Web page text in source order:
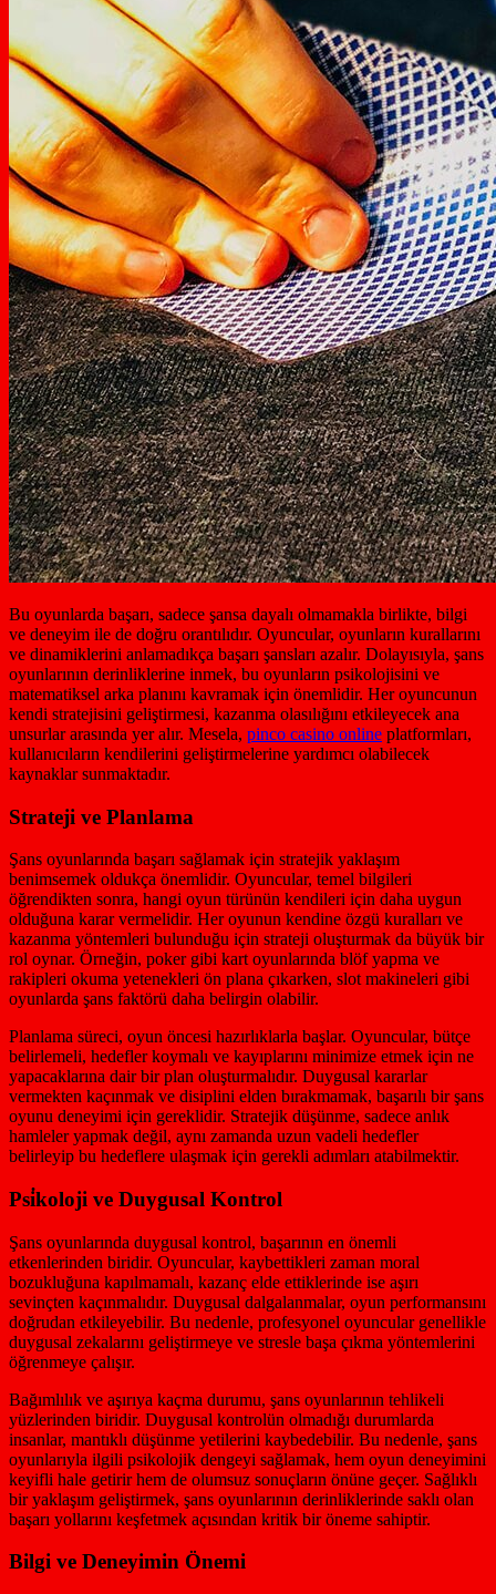
Bu oyunlarda başarı, sadece şansa dayalı olmamakla birlikte, bilgi
ve deneyim ile de doğru orantılıdır. Oyuncular, oyunların kurallarını
ve dinamiklerini anlamadıkça başarı şansları azalır. Dolayısıyla, şans
oyunlarının derinliklerine inmek, bu oyunların psikolojisini ve
matematiksel arka planını kavramak için önemlidir. Her oyuncunun
kendi stratejisini geliştirmesi, kazanma olasılığını etkileyecek ana
unsurlar arasında yer alır. Mesela, pinco casino online platformları,
kullanıcıların kendilerini geliştirmelerine yardımcı olabilecek
kaynaklar sunmaktadır.
Strateji ve Planlama
Şans oyunlarında başarı sağlamak için stratejik yaklaşım
benimsemek oldukça önemlidir. Oyuncular, temel bilgileri
öğrendikten sonra, hangi oyun türünün kendileri için daha uygun
olduğuna karar vermelidir. Her oyunun kendine özgü kuralları ve
kazanma yöntemleri bulunduğu için strateji oluşturmak da büyük bir
rol oynar. Örneğin, poker gibi kart oyunlarında blöf yapma ve
rakipleri okuma yetenekleri ön plana çıkarken, slot makineleri gibi
oyunlarda şans faktörü daha belirgin olabilir.
Planlama süreci, oyun öncesi hazırlıklarla başlar. Oyuncular, bütçe
belirlemeli, hedefler koymalı ve kayıplarını minimize etmek için ne
yapacaklarına dair bir plan oluşturmalıdır. Duygusal kararlar
vermekten kaçınmak ve disiplini elden bırakmamak, başarılı bir şans
oyunu deneyimi için gereklidir. Stratejik düşünme, sadece anlık
hamleler yapmak değil, aynı zamanda uzun vadeli hedefler
belirleyip bu hedeflere ulaşmak için gerekli adımları atabilmektir.
Psi̇koloji ve Duygusal Kontrol
Şans oyunlarında duygusal kontrol, başarının en önemli
etkenlerinden biridir. Oyuncular, kaybettikleri zaman moral
bozukluğuna kapılmamalı, kazanç elde ettiklerinde ise aşırı
sevinçten kaçınmalıdır. Duygusal dalgalanmalar, oyun performansını
doğrudan etkileyebilir. Bu nedenle, profesyonel oyuncular genellikle
duygusal zekalarını geliştirmeye ve stresle başa çıkma yöntemlerini
öğrenmeye çalışır.
Bağımlılık ve aşırıya kaçma durumu, şans oyunlarının tehlikeli
yüzlerinden biridir. Duygusal kontrolün olmadığı durumlarda
insanlar, mantıklı düşünme yetilerini kaybedebilir. Bu nedenle, şans
oyunlarıyla ilgili psikolojik dengeyi sağlamak, hem oyun deneyimini
keyifli hale getirir hem de olumsuz sonuçların önüne geçer. Sağlıklı
bir yaklaşım geliştirmek, şans oyunlarının derinliklerinde saklı olan
başarı yollarını keşfetmek açısından kritik bir öneme sahiptir.
Bilgi ve Deneyimin Önemi